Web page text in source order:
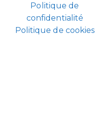
Politique de
confidentialité
Politique de cookies